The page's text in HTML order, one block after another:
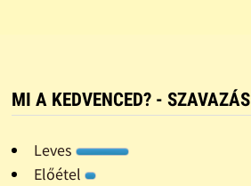
MI A KEDVENCED? - SZAVAZÁS
Leves
Előétel